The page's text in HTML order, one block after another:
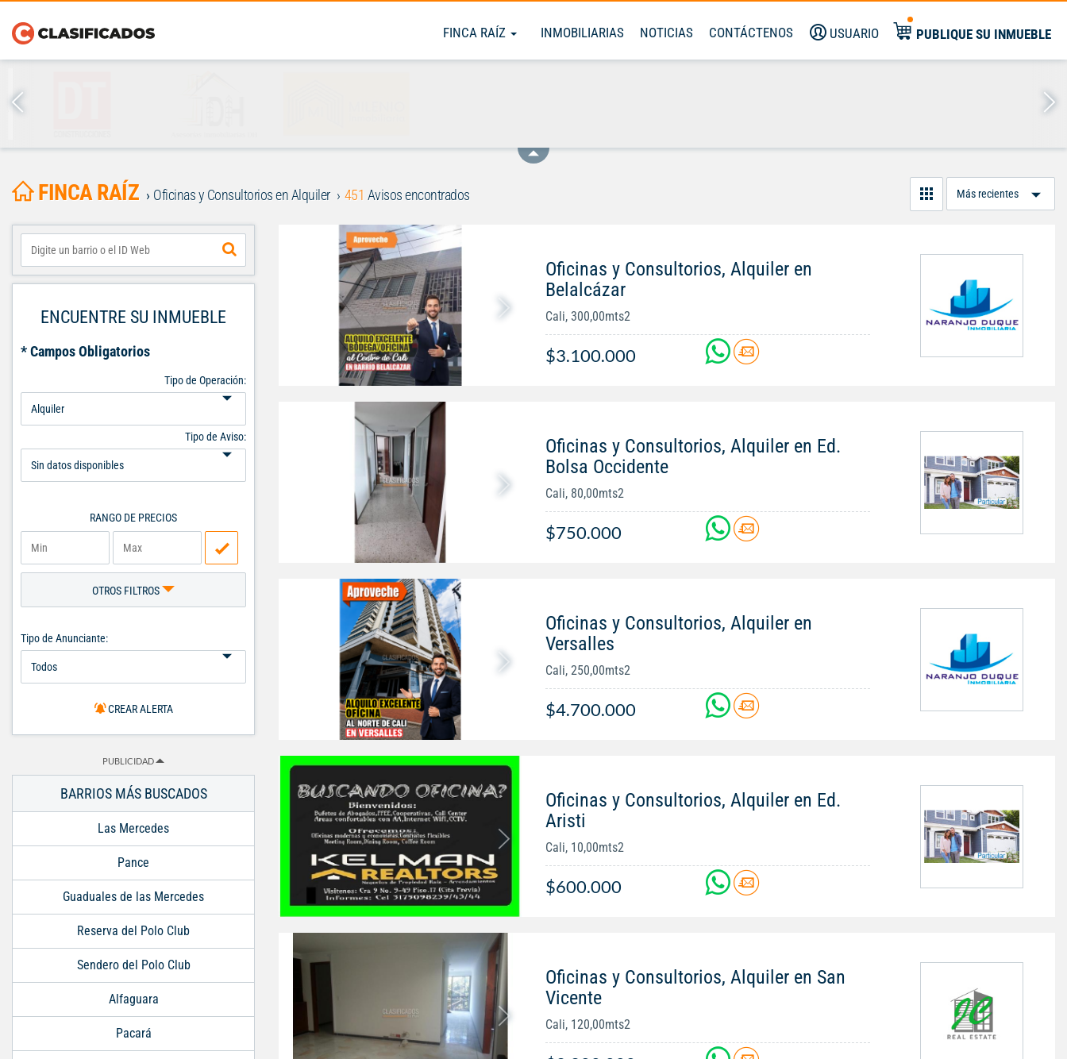
FINCA RAÍZ INMOBILIARIAS NOTICIAS CONTÁCTENOS USUARIO PUBLIQUE SU INMUEBLE
FINCA RAÍZ Oficinas y Consultorios en Alquiler 451 Avisos encontrados
Oficinas y Consultorios, Alquiler en
Belalcázar
Cali, 300,00mts2
$3.100.000
Oficinas y Consultorios, Alquiler en Ed.
Bolsa Occidente
Cali, 80,00mts2
$750.000
Oficinas y Consultorios, Alquiler en
Versalles
Cali, 250,00mts2
$4.700.000
Oficinas y Consultorios, Alquiler en Ed.
Aristi
Cali, 10,00mts2
$600.000
Oficinas y Consultorios, Alquiler en San
Vicente
Cali, 120,00mts2
ENCUENTRE SU INMUEBLE
* Campos Obligatorios
Tipo de Operación:
Tipo de Aviso:
RANGO DE PRECIOS
OTROS FILTROS
Tipo de Anunciante:
CREAR ALERTA
PUBLICIDAD
BARRIOS MÁS BUSCADOS
Las Mercedes
Pance
Guaduales de las Mercedes
Reserva del Polo Club
Sendero del Polo Club
Alfaguara
Pacará